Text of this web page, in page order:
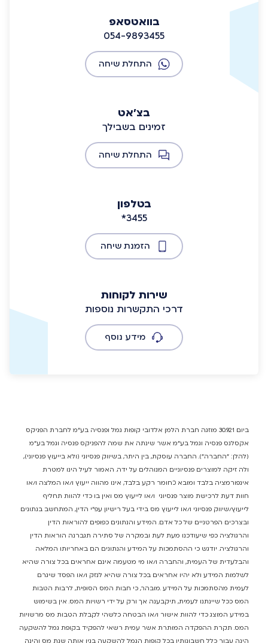
בוואטסאפ
054-9893455
התחלת שיחה
בצ'אט
זמינים בשבילך
התחלת שיחה
בטלפון
*3455
הזמנת שיחה
שירות לקוחות
דרכי התקשרות נוספות
מידע נוסף
ביום 30.9.21 מוזגה חברת הלמן אלדובי קופות גמל ופנסיה בע"מ לחברת הפניקס
אקסלנס פנסיה וגמל בע"מ אשר שינתה את שמה להפניקס פנסיה וגמל בע"מ
(להלן: "החברה"). החברה עוסקת, בין היתר, בשיווק פנסיוני (ולא בייעוץ פנסיוני),
ולה זיקה למוצרים פנסיוניים המנוהלים על ידה. האמור לעיל הינו למטרת
אינפורמציה בלבד ומובא כחומר רקע בלבד, אינו מהווה ייעוץ ו/או המלצה ו/או
חוות דעת לרכישת מוצר פנסיוני ו/או לייעוץ מס ואין בו כדי להוות תחליף
לייעוץ/שיווק פנסיוני ו/או לייעוץ מס בידי בעל רישיון עפ"י הדין, המתחשב בנתונים
ובצרכים הפרטניים של כל אדם. המידע והנתונים כפופים להוראות הדין
והרגולציה כפי שיעודכנו מעת לעת ובמקרה של סתירה תגברנה הוראות הדין
והרגולציה. יודגש כי ההסתמכות על המידע והנתונים הם באחריותו המלאה
והבלעדית של העמית, והחברה ו/או מי מטעמה אינם אחראים בכל צורה שהיא
לשלמות המידע ולא יהיו אחראים בכל צורה שהיא לנזק ו/או הפסד שיגרם
לעמית מהסתמכות על המידע .מובהר, כי חבות המס הסופית, לרבות הטבות
המס ככל שיינתנו לעמית, תיקבענה אך ורק על ידי רשויות המס. אין בשימוש
במידע המוצג כדי להוות אישור ו/או הבטחה כלשהי לקבלת הטבות מס מרשויות
המס. תקרת ההפקדה המותרת אשר עמית רשאי להפקיד בקופת גמל להשקעה
הינה עבור כלל חשבונותיו בכל קופות הגמל להשקעה בגין אותה שנת מס והינה